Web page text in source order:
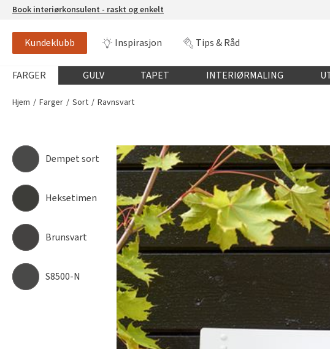
Book interiørkonsulent - raskt og enkelt
Kundeklubb Inspirasjon Tips & Råd
Globalnavigasjon mobil
FARGER GULV TAPET INTERIØRMALING
RAVNSVART
Hjem Farger Sort Ravnsvart
Dempet sort
Heksetimen
Brunsvart
S8500-N